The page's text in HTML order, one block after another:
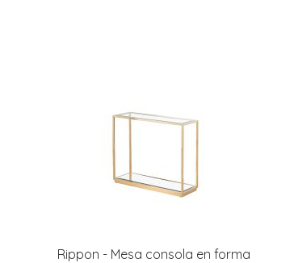
Rippon - Mesa consola en forma